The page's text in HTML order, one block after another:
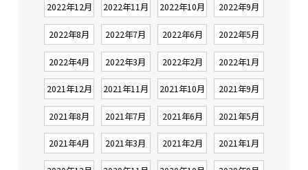
2022年12月 2022年11月 2022年10月 2022年9月
2022年8月 2022年7月 2022年6月 2022年5月
2022年4月 2022年3月 2022年2月 2022年1月
2021年12月 2021年11月 2021年10月 2021年9月
2021年8月 2021年7月 2021年6月 2021年5月
2021年4月 2021年3月 2021年2月 2021年1月